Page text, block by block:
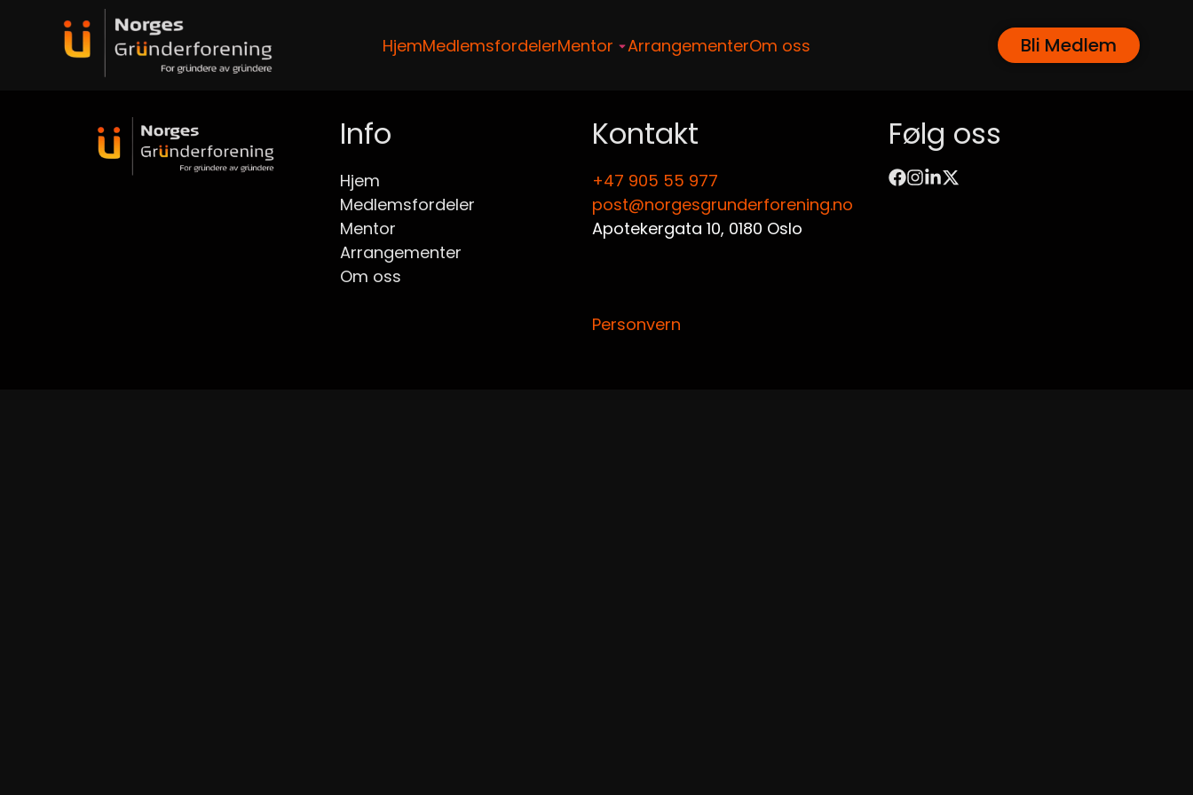
HjemMedlemsfordelerMentor ArrangementerOm oss Bli Medlem
Info
Hjem
Medlemsfordeler
Mentor
Arrangementer
Om oss
Kontakt
+47 905 55 977‬
post@norgesgrunderforening.no
Personvern
Følg oss